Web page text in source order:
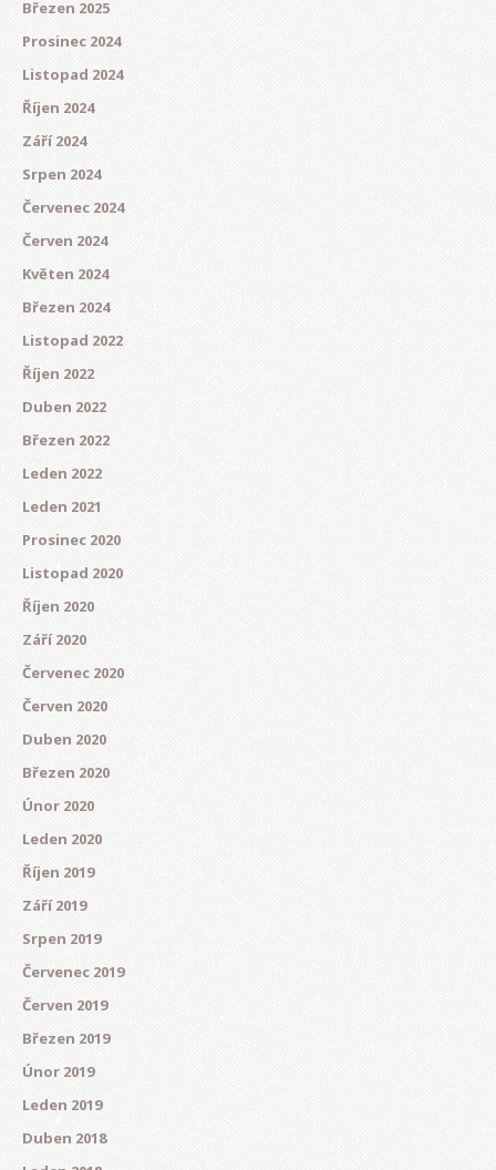
Březen 2025
Prosinec 2024
Listopad 2024
Říjen 2024
Září 2024
Srpen 2024
Červenec 2024
Červen 2024
Květen 2024
Březen 2024
Listopad 2022
Říjen 2022
Duben 2022
Březen 2022
Leden 2022
Leden 2021
Prosinec 2020
Listopad 2020
Říjen 2020
Září 2020
Červenec 2020
Červen 2020
Duben 2020
Březen 2020
Únor 2020
Leden 2020
Říjen 2019
Září 2019
Srpen 2019
Červenec 2019
Červen 2019
Březen 2019
Únor 2019
Leden 2019
Duben 2018